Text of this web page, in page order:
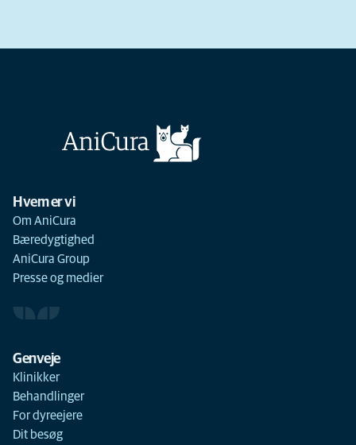
Hvem er vi
Om AniCura
Bæredygtighed
AniCura Group
Presse og medier
Genveje
Klinikker
Behandlinger
For dyreejere
Dit besøg